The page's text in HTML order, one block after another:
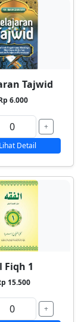
Tajwid
6.000
+
Lihat Detail
Fiqh 1
15.500
+